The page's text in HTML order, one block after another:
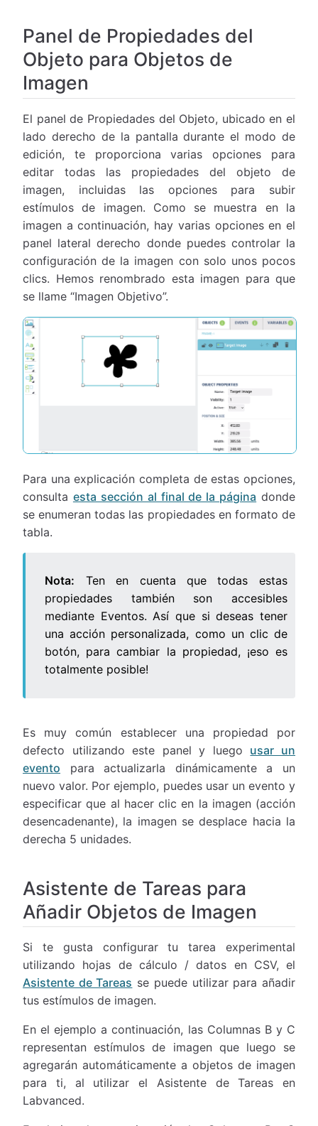
Panel de Propiedades del
Objeto para Objetos de
Imagen
El panel de Propiedades del Objeto, ubicado en el
lado derecho de la pantalla durante el modo de
edición, te proporciona varias opciones para
editar todas las propiedades del objeto de
imagen, incluidas las opciones para subir
estímulos de imagen. Como se muestra en la
imagen a continuación, hay varias opciones en el
panel lateral derecho donde puedes controlar la
configuración de la imagen con solo unos pocos
clics. Hemos renombrado esta imagen para que
se llame “Imagen Objetivo”.
Para una explicación completa de estas opciones,
consulta esta sección al final de la página donde
se enumeran todas las propiedades en formato de
tabla.
Nota: Ten en cuenta que todas estas
propiedades también son accesibles
mediante Eventos. Así que si deseas tener
una acción personalizada, como un clic de
botón, para cambiar la propiedad, ¡eso es
totalmente posible!
Es muy común establecer una propiedad por
defecto utilizando este panel y luego usar un
evento para actualizarla dinámicamente a un
nuevo valor. Por ejemplo, puedes usar un evento y
especificar que al hacer clic en la imagen (acción
desencadenante), la imagen se desplace hacia la
derecha 5 unidades.
Asistente de Tareas para
Añadir Objetos de Imagen
Si te gusta configurar tu tarea experimental
utilizando hojas de cálculo / datos en CSV, el
Asistente de Tareas se puede utilizar para añadir
tus estímulos de imagen.
En el ejemplo a continuación, las Columnas B y C
representan estímulos de imagen que luego se
agregarán automáticamente a objetos de imagen
para ti, al utilizar el Asistente de Tareas en
Labvanced.